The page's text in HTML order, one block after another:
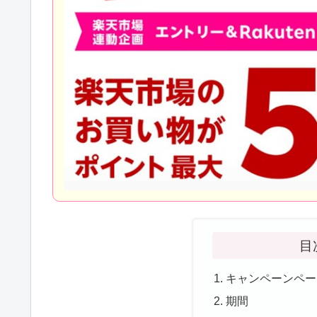
目
キャンペーンペ
期間